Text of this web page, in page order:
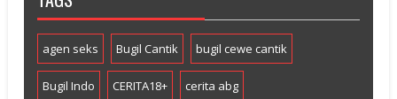
agen seks Bugil Cantik bugil cewe cantik
Bugil Indo CERITA18+ cerita abg